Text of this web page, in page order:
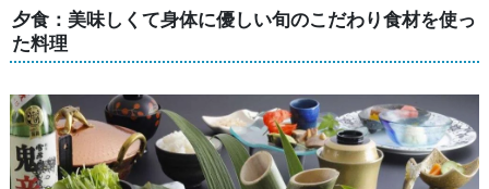
夕食：美味しくて身体に優しい旬のこだわり食材を使っ
た料理